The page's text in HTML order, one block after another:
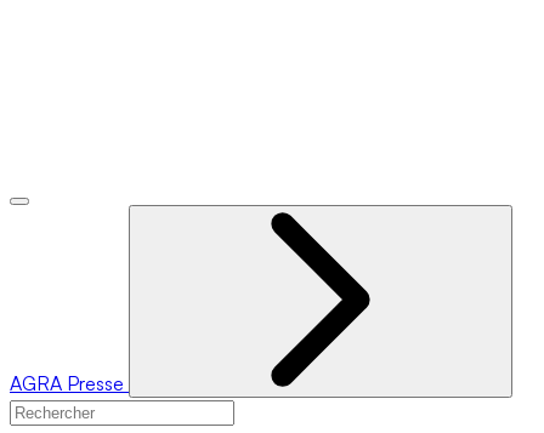
AGRA Presse